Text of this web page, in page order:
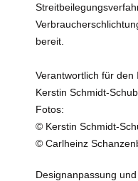
bereit.
Verantwortlich für den
Kerstin Schmidt-
Fotos:
© Kerstin Schmidt-
© Carlheinz
Designanpassung